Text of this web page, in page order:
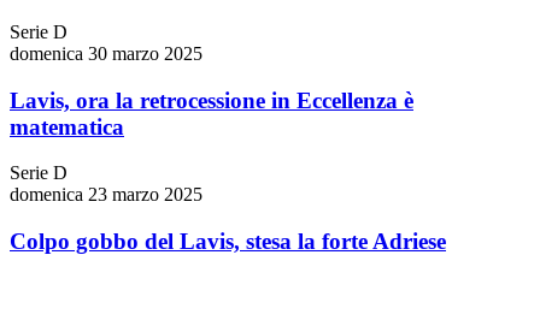
Serie D
domenica 30 marzo 2025
Lavis, ora la retrocessione in Eccellenza è
matematica
Serie D
domenica 23 marzo 2025
Colpo gobbo del Lavis, stesa la forte Adriese